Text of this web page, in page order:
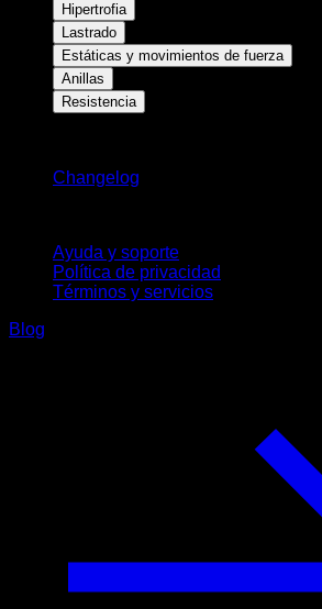
Hipertrofia
Lastrado
Estáticas y movimientos de fuerza
Anillas
Resistencia
Changelog
Ayuda y soporte
Política de privacidad
Términos y servicios
Blog